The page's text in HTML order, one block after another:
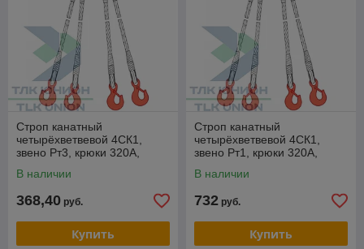
Строп канатный
четырёхветвевой 4СК1,
звено Рт3, крюки 320А,
РОМЕК
В наличии
368,40 руб.
Купить
Строп канатный
четырёхветвевой 4СК1,
звено Рт1, крюки 320А,
РОМЕК
В наличии
732 руб.
Купить